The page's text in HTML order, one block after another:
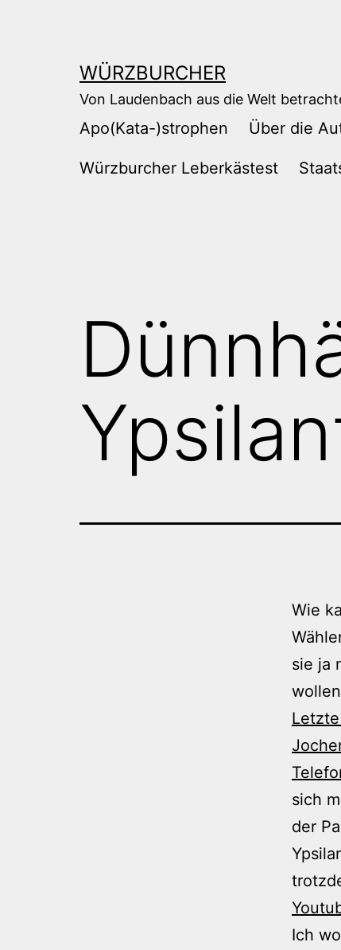
WÜRZBURCHER
Von Laudenbach aus die Welt
Apo(Kata-)strophen Über die
Würzburcher Leberkästest
Wie
sie ja
sich
der
Ich